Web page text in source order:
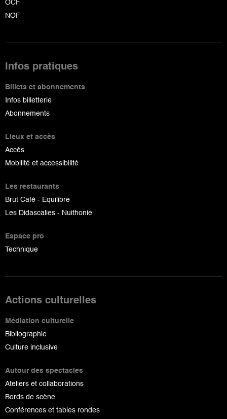
OCF
NOF
Infos pratiques
Billets et abonnements
Infos billetterie
Abonnements
Lieux et accès
Accès
Mobilité et accessibilité
Les restaurants
Brut Café - Equilibre
Les Didascalies - Nuithonie
Espace pro
Technique
Actions culturelles
Médiation culturelle
Bibliographie
Culture inclusive
Autour des spectacles
Ateliers et collaborations
Bords de scène
Conférences et tables rondes